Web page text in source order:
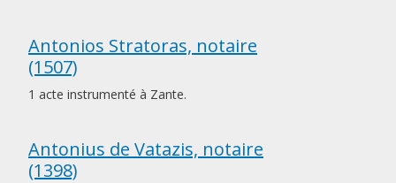
Antonios Stratoras, notaire
(1507)
1 acte instrumenté à Zante.
Antonius de Vatazis, notaire
(1398)